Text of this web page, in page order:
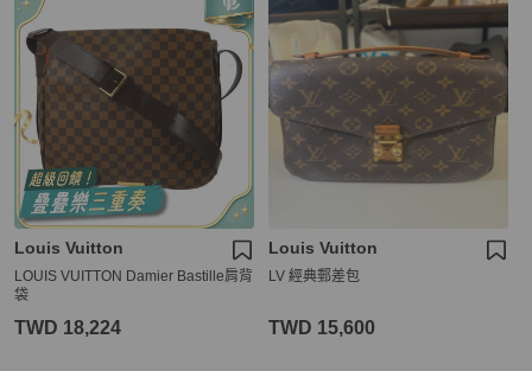
Louis Vuitton
LOUIS VUITTON Damier Bastille肩背
袋
TWD 18,224
Louis Vuitton
LV 經典郵差包
TWD 15,600